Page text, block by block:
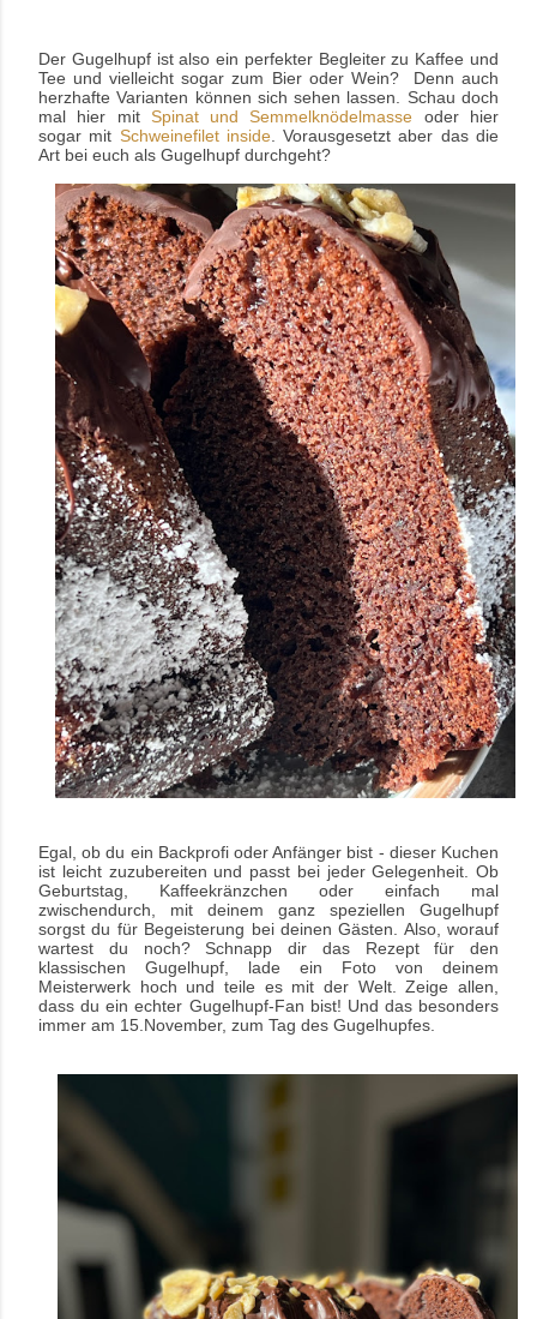
Der Gugelhupf ist also ein perfekter Begleiter zu Kaffee und
Tee und vielleicht sogar zum Bier oder Wein? Denn auch
herzhafte Varianten können sich sehen lassen. Schau doch
mal hier mit Spinat und Semmelknödelmasse oder hier
sogar mit Schweinefilet inside. Vorausgesetzt aber das die
Art bei euch als Gugelhupf durchgeht?
Egal, ob du ein Backprofi oder Anfänger bist - dieser Kuchen
ist leicht zuzubereiten und passt bei jeder Gelegenheit. Ob
Geburtstag, Kaffeekränzchen oder einfach mal
zwischendurch, mit deinem ganz speziellen Gugelhupf
sorgst du für Begeisterung bei deinen Gästen. Also, worauf
wartest du noch? Schnapp dir das Rezept für den
klassischen Gugelhupf, lade ein Foto von deinem
Meisterwerk hoch und teile es mit der Welt. Zeige allen,
dass du ein echter Gugelhupf-Fan bist! Und das besonders
immer am 15.November, zum Tag des Gugelhupfes.